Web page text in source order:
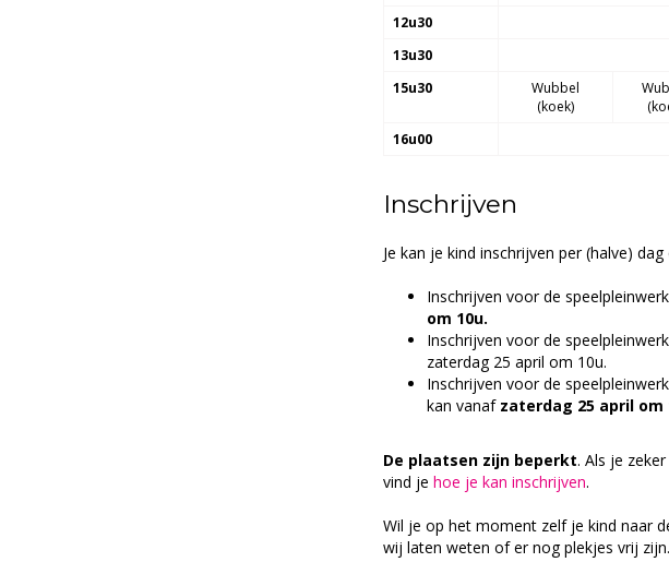
12u30
13u30
15u30
Wubbel
(koek)
16u00
Inschrijven
Je kan je kind inschrijven per (halve)
Inschrijven voor de
om 10u.
Inschrijven voor de
zaterdag 25 april om 10u.
Inschrijven voor de
kan vanaf zaterdag 25 april om
De plaatsen zijn beperkt. Als je
vind je hoe je kan inschrijven.
Wil je op het moment zelf je kind naar
wij laten weten of er nog plekjes vrij zijn.